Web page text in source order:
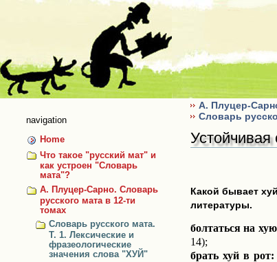
navigation
Home
Что такое "русский мат" и
как устроен "Словарь
мата"?
А. Плуцер-Сарно. Словарь
русского мата в 12-ти
томах
Словарь русского мата.
Т. 1. Лексические и
фразеологические
значения слова "ХУЙ"
А. Плуцер-
Словарь
Какой бывает
литературы.
болтаться на
14);
брать хуй в рот: